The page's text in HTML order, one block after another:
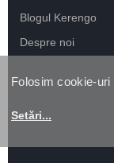
Blogul Kerengo
Despre noi
Folosim cookie-uri
Setări...